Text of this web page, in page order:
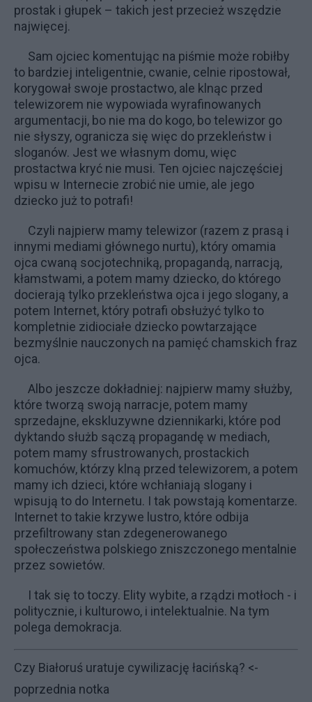
prostak i głupek – takich jest przecież wszędzie
najwięcej.
Sam ojciec komentując na piśmie może robiłby
to bardziej inteligentnie, cwanie, celnie ripostował,
korygował swoje prostactwo, ale klnąc przed
telewizorem nie wypowiada wyrafinowanych
argumentacji, bo nie ma do kogo, bo telewizor go
nie słyszy, ogranicza się więc do przekleństw i
sloganów. Jest we własnym domu, więc
prostactwa kryć nie musi. Ten ojciec najczęściej
wpisu w Internecie zrobić nie umie, ale jego
dziecko już to potrafi!
Czyli najpierw mamy telewizor (razem z prasą i
innymi mediami głównego nurtu), który omamia
ojca cwaną socjotechniką, propagandą, narracją,
kłamstwami, a potem mamy dziecko, do którego
docierają tylko przekleństwa ojca i jego slogany, a
potem Internet, który potrafi obsłużyć tylko to
kompletnie zidiociałe dziecko powtarzające
bezmyślnie nauczonych na pamięć chamskich fraz
ojca.
Albo jeszcze dokładniej: najpierw mamy służby,
które tworzą swoją narracje, potem mamy
sprzedajne, ekskluzywne dziennikarki, które pod
dyktando służb sączą propagandę w mediach,
potem mamy sfrustrowanych, prostackich
komuchów, którzy klną przed telewizorem, a potem
mamy ich dzieci, które wchłaniają slogany i
wpisują to do Internetu. I tak powstają komentarze.
Internet to takie krzywe lustro, które odbija
przefiltrowany stan zdegenerowanego
społeczeństwa polskiego zniszczonego mentalnie
przez sowietów.
I tak się to toczy. Elity wybite, a rządzi motłoch - i
politycznie, i kulturowo, i intelektualnie. Na tym
polega demokracja.
Czy Białoruś uratuje cywilizację łacińską? <-
poprzednia notka